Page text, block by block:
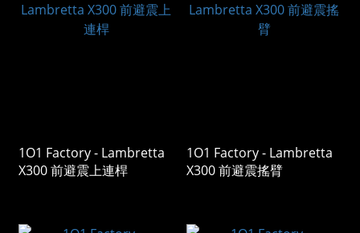
1O1 Factory - Lambretta
X300 前避震上連桿
1O1 Factory - Lambretta
X300 前避震搖臂